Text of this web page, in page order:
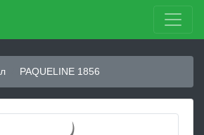
PAQUELINE 1856